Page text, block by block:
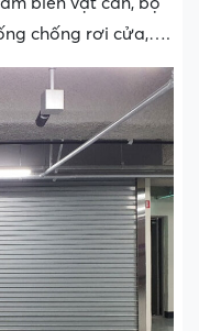
chống rơi cửa,….